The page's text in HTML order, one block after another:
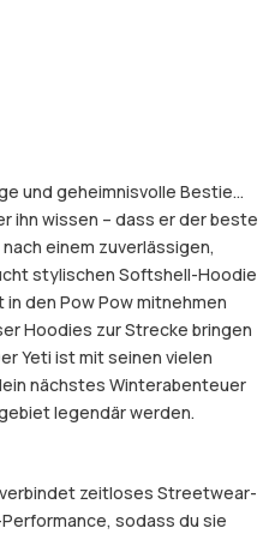
und geheimnisvolle Bestie…
ihn wissen – dass er der beste
einem zuverlässigen,
stylischen Softshell-Hoodie
den Pow Pow mitnehmen
Hoodies zur Strecke bringen
Yeti ist mit seinen vielen
nächstes Winterabenteuer
legendär werden.
zeitloses Streetwear-
sodass du sie